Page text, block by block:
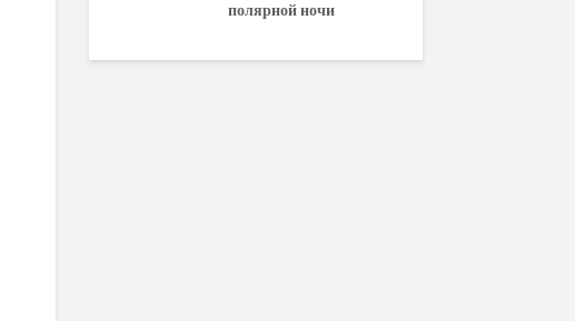
Legion
полярной ночи